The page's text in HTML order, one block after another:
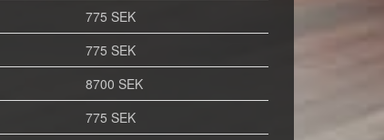
775 SEK
775 SEK
8700 SEK
775 SEK